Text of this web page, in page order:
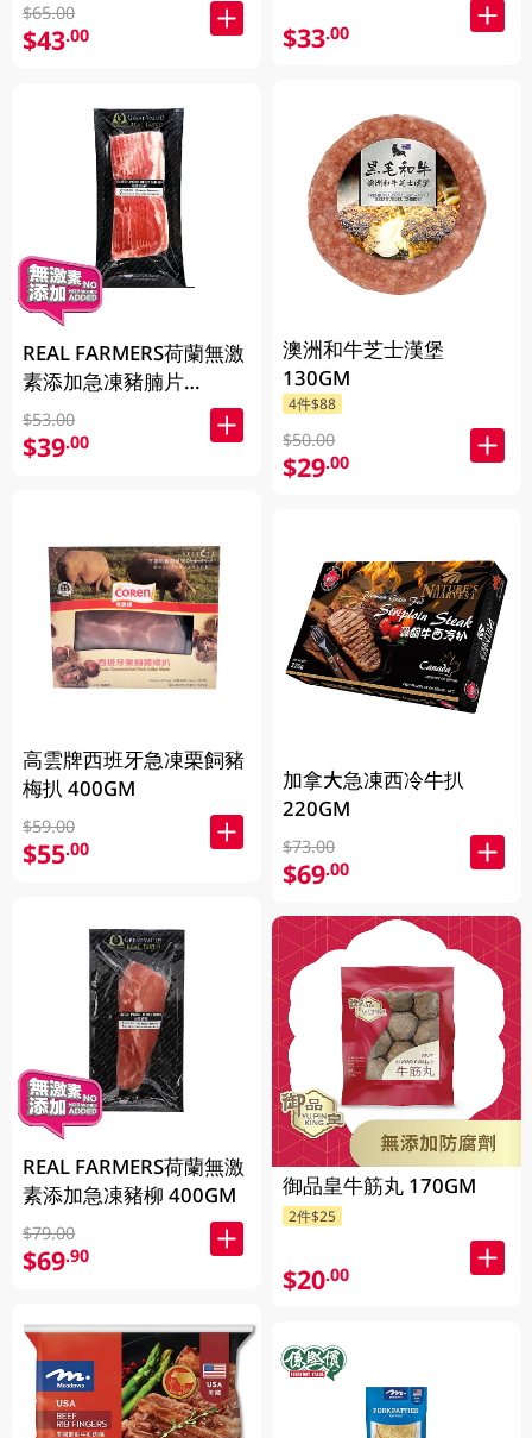
$65.00
$43.00
REAL FARMERS荷蘭無激
素添加急凍豬腩片
200GM
$53.00
$39.00
高雲牌西班牙急凍栗飼豬
梅扒 400GM
$59.00
$55.00
REAL FARMERS荷蘭無激
素添加急凍豬柳 400GM
$79.00
$69.90
$33.00
澳洲和牛芝士漢堡
130GM
4件$88
$50.00
$29.00
加拿大急凍西冷牛扒
220GM
$73.00
$69.00
御品皇牛筋丸 170GM
2件$25
$20.00